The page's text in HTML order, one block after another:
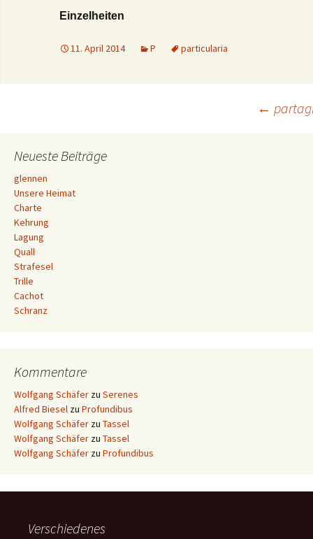
Einzelheiten
11. April 2014 P particularia
Navigation
←
Neueste Beiträge
glennen
Unsere Heimat
Charte
Kehrung
Lagung
Quall
Strafesel
Trille
Cachot
Schranz
Kommentare
Wolfgang Schäfer zu Serenes
Alfred Biesel zu Profundibus
Wolfgang Schäfer zu Tassel
Wolfgang Schäfer zu Tassel
Wolfgang Schäfer zu Profundibus
Verschiedenes